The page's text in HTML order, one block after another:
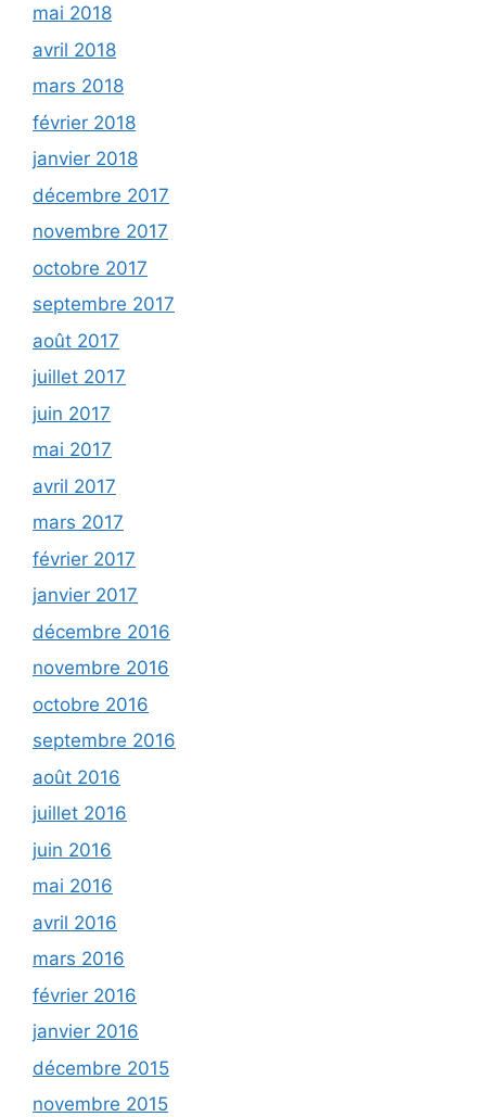
mai 2018
avril 2018
mars 2018
février 2018
janvier 2018
décembre 2017
novembre 2017
octobre 2017
septembre 2017
août 2017
juillet 2017
juin 2017
mai 2017
avril 2017
mars 2017
février 2017
janvier 2017
décembre 2016
novembre 2016
octobre 2016
septembre 2016
août 2016
juillet 2016
juin 2016
mai 2016
avril 2016
mars 2016
février 2016
janvier 2016
décembre 2015
novembre 2015